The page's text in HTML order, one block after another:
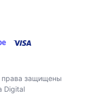
права защищены
Digital